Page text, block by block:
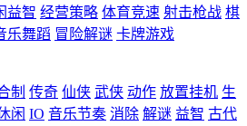
益智 经营策略 体育竞速 射击枪战 棋
乐舞蹈 冒险解谜 卡牌游戏
制 传奇 仙侠 武侠 动作 放置挂机 生
闲 IO 音乐节奏 消除 解谜 益智 古代